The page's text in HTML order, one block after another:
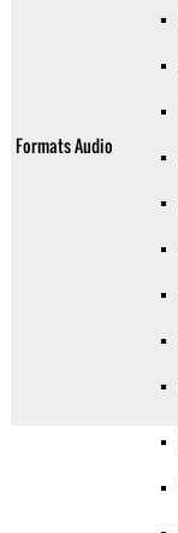
Formats Audio